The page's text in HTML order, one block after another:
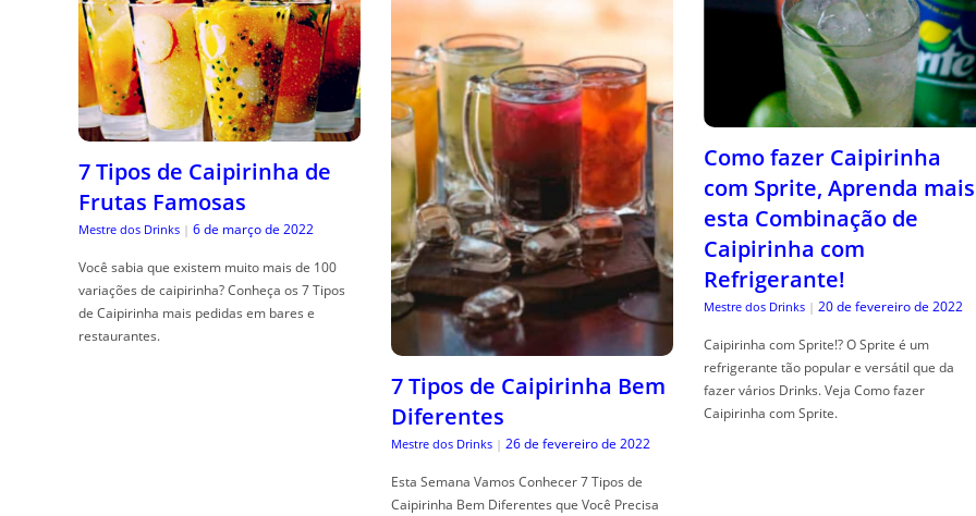
7 Tipos de Caipirinha de
Frutas Famosas
Mestre dos Drinks | 6 de março de 2022
Você sabia que existem muito mais de 100
variações de caipirinha? Conheça os 7 Tipos
de Caipirinha mais pedidas em bares e
restaurantes.
7 Tipos de Caipirinha Bem
Diferentes
Mestre dos Drinks | 26 de fevereiro de 2022
Esta Semana Vamos Conhecer 7 Tipos de
Caipirinha Bem Diferentes que Você Precisa
Como fazer Caipirinha
com Sprite, Aprenda mais
esta Combinação de
Caipirinha com
Refrigerante!
Mestre dos Drinks | 20 de fevereiro de 2022
Caipirinha com Sprite!? O Sprite é um
refrigerante tão popular e versátil que da
fazer vários Drinks. Veja Como fazer
Caipirinha com Sprite.